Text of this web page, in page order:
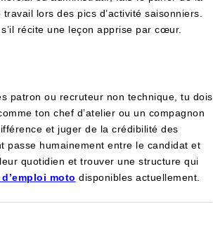
lors des pics d’activité saisonniers.
récite une leçon apprise par cœur.
patron ou recruteur non technique, tu dois
ton chef d’atelier ou un compagnon
et juger de la crédibilité des
passe humainement entre le candidat et
quotidien et trouver une structure qui
moto disponibles actuellement.